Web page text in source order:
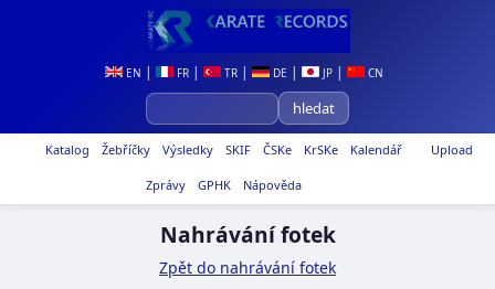
EN | FR | TR | DE | JP | CN
Upload
Katalog Žebříčky Výsledky SKIF ČSKe KrSKe Kalendář
Zprávy GPHK Nápověda
Nahrávání fotek
Zpět do nahrávání fotek